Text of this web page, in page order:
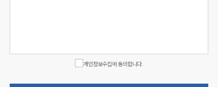
개인정보수집에 동의합니다.